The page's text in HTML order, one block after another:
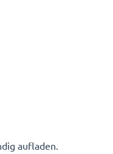
aufladen.